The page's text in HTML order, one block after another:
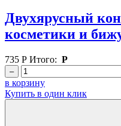
Двухярусный
косметики и
735 Р Итого: Р
–
в корзину
Купить в один клик